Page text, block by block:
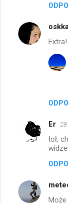
Er
łoł,
Może